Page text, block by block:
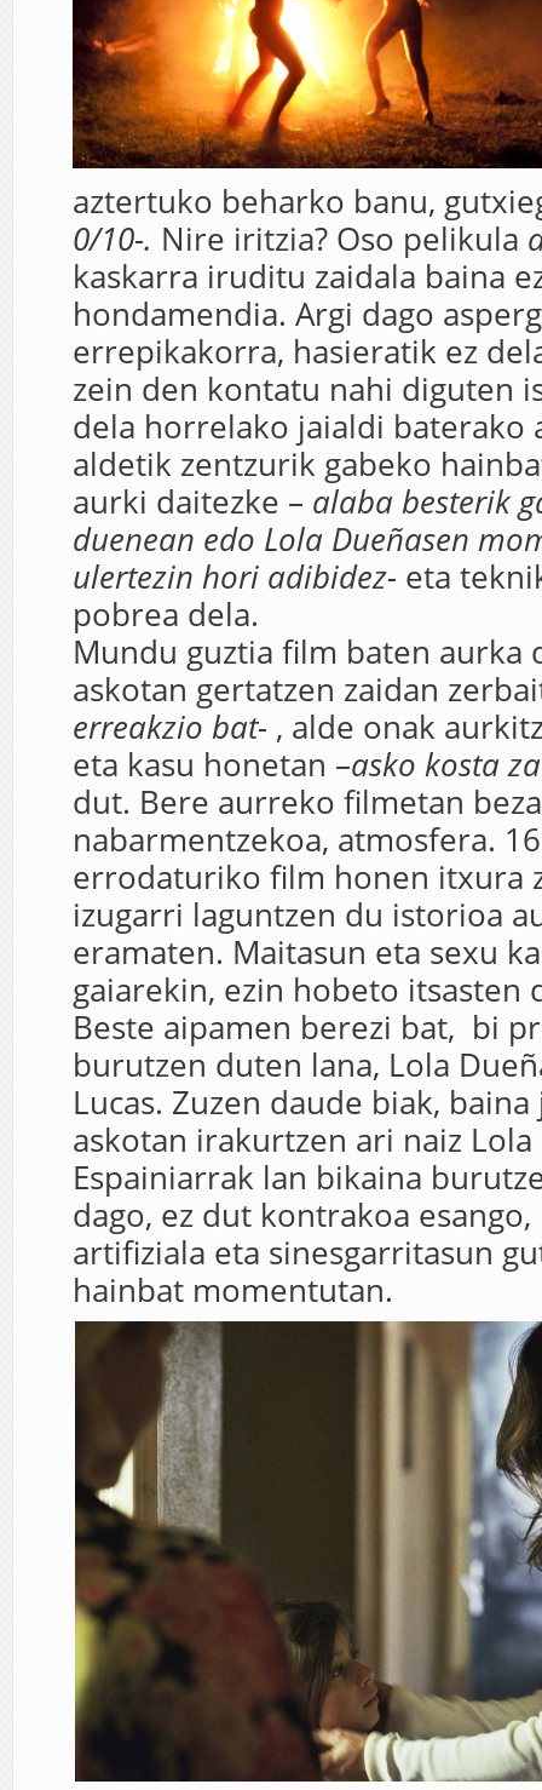
aztertuko beharko banu,
0/10-. Nire iritzia? Oso pelikula
kaskarra iruditu zaidala baina
hondamendia. Argi dago
errepikakorra, hasieratik ez
zein den kontatu nahi diguten
dela horrelako jaialdi baterako
aldetik zentzurik gabeko
aurki daitezke – alaba besterik
duenean edo Lola Dueñasen
ulertezin hori adibidez- eta
pobrea dela.
Mundu guztia film baten aurka
askotan gertatzen zaidan
erreakzio bat- , alde onak
eta kasu honetan –asko kosta
dut. Bere aurreko filmetan
nabarmentzekoa, atmosfera.
errodaturiko film honen itxura
izugarri laguntzen du istorioa
eramaten. Maitasun eta sexu
gaiarekin, ezin hobeto itsasten
Beste aipamen berezi bat, bi
burutzen duten lana, Lola
Lucas. Zuzen daude biak,
askotan irakurtzen ari naiz
Espainiarrak lan bikaina
dago, ez dut kontrakoa
artifiziala eta sinesgarritasun
hainbat momentutan.